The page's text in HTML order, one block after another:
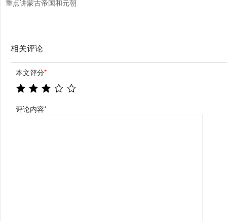
重点讲蒙古帝国和元朝
相关评论
本文评分*
评论内容*